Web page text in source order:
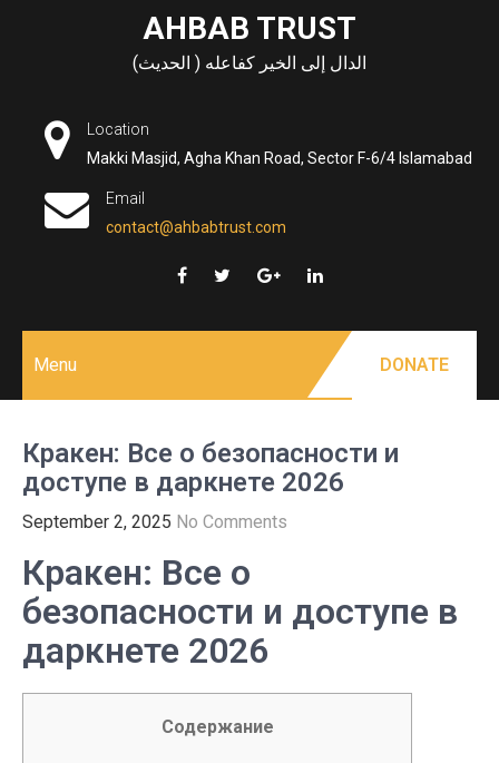
AHBAB TRUST
الدال إلى الخير كفاعله ( الحديث)
Location
Makki Masjid, Agha Khan Road, Sector F-6/4 Islamabad
Email
contact@ahbabtrust.com
Menu DONATE
Кракен: Все о безопасности и
доступе в даркнете 2026
September 2, 2025 No Comments
Кракен: Все о
безопасности и доступе в
даркнете 2026
Содержание